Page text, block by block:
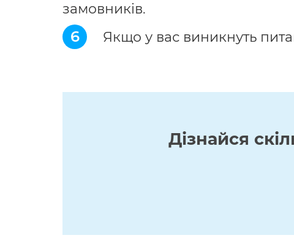
замовників.
6 Якщо у вас виникнуть
Дізнайся